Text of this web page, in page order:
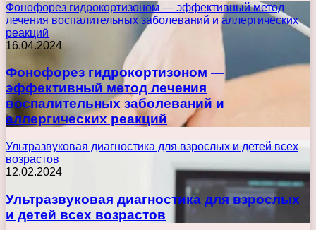
Фонофорез гидрокортизоном — эффективный метод
лечения воспалительных заболеваний и аллергических
реакций
16.04.2024
Фонофорез гидрокортизоном —
эффективный метод лечения
воспалительных заболеваний и
аллергических реакций
Ультразвуковая диагностика для взрослых и детей всех
возрастов
12.02.2024
Ультразвуковая диагностика для взрослых
и детей всех возрастов